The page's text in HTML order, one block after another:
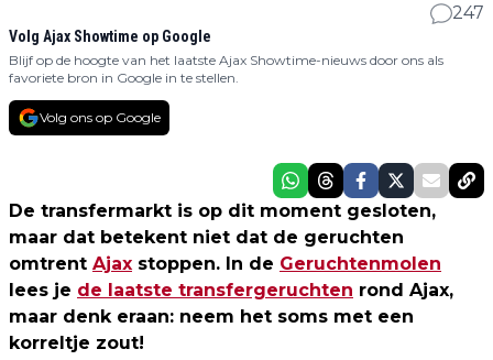
247
Volg Ajax Showtime op Google
Blijf op de hoogte van het laatste Ajax Showtime-nieuws door ons als
favoriete bron in Google in te stellen.
Volg ons op Google
De transfermarkt is op dit moment gesloten,
maar dat betekent niet dat de geruchten
omtrent Ajax stoppen. In de Geruchtenmolen
lees je de laatste transfergeruchten rond Ajax,
maar denk eraan: neem het soms met een
korreltje zout!